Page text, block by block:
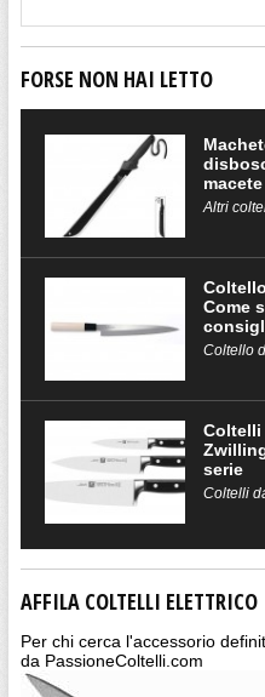
FORSE NON HAI LETTO
Altri
Come
Coltello
Coltelli
serie
Coltelli
AFFILA COLTELLI ELETTRICO
Per chi cerca l'accessorio
da PassioneColtelli.com